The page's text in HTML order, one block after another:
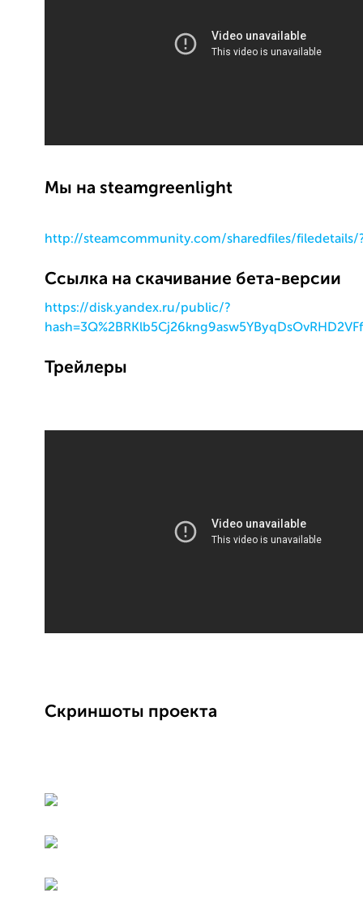
Мы на steamgreenlight
http://steamcommunity.com/sharedfiles/filedetails/
Cсылка на скачивание бета-версии
https://disk.yandex.ru/public/?
Трейлеры
Cкриншоты проекта